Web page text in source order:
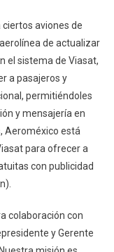
aviones de
de actualizar
el sistema de Viasat,
a pasajeros y
permitiéndoles
y mensajería en
Aeroméxico está
para ofrecer a
con publicidad
colaboración con
y Gerente